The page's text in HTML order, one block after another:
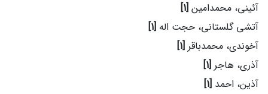
آئینی، محمدامین [1]
آتشی گلستانی، حجت اله [1]
آخوندی، محمدباقر [1]
آذری، هاجر [1]
آذین، احمد [1]